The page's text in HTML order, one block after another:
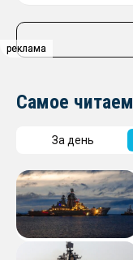
реклама
реклама
Самое
За день